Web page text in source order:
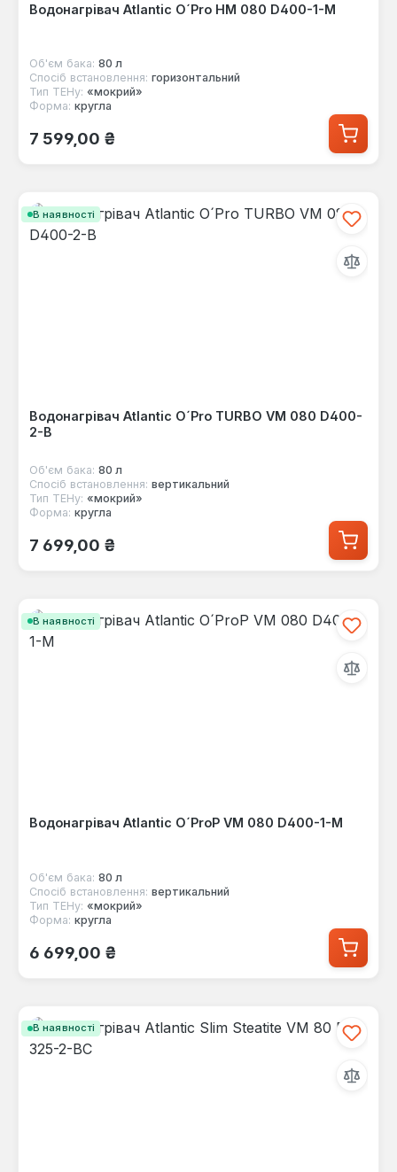
Водонагрівач Atlantic O´Pro HM 080 D400-1-M
Об'єм бака: 80 л
Спосіб встановлення: горизонтальний
Тип ТЕНу: «мокрий»
Форма: кругла
Звичайна ціна:
7 599,00 ₴
В наявності
Водонагрівач Atlantic O´Pro TURBO VM 080 D400-
2-B
Об'єм бака: 80 л
Спосіб встановлення: вертикальний
Тип ТЕНу: «мокрий»
Форма: кругла
Звичайна ціна:
7 699,00 ₴
В наявності
Водонагрівач Atlantic O´ProP VM 080 D400-1-M
Об'єм бака: 80 л
Спосіб встановлення: вертикальний
Тип ТЕНу: «мокрий»
Форма: кругла
Звичайна ціна:
6 699,00 ₴
В наявності